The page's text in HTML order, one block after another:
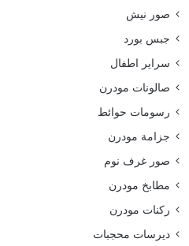
صور نيش
جبس بورد
سراير اطفال
صالونات مودرن
رسومات حوائط
جزامة مودرن
صور غرف نوم
مطابخ مودرن
ركنات مودرن
ديرسات محجبات